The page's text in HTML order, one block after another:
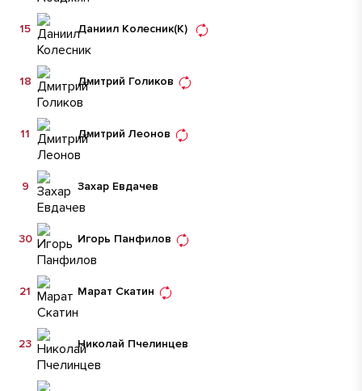
Даниил Колесник(К)
15
Дмитрий Голиков
18
Дмитрий Леонов
11
Захар Евдачев
9
Игорь Панфилов
30
Марат Скатин
21
Николай Пчелинцев
23